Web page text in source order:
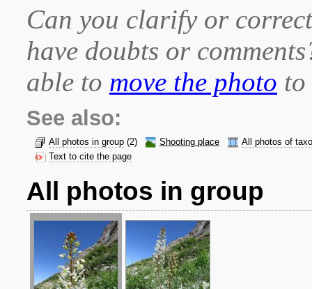
Can you clarify or
have doubts or
able to move the photo
See also:
All photos in group (2) Shooting place
All photos of
Text to cite the page
All photos in group